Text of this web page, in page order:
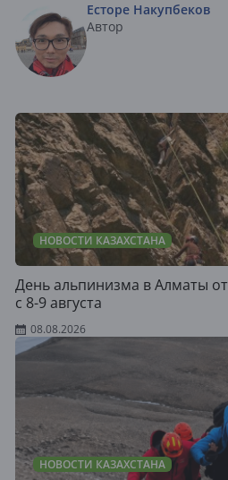
Есторе Накупбеков
Автор
НОВОСТИ КАЗАХСТАНА
День альпинизма в Алматы
с 8-9 августа
08.08.2026
НОВОСТИ КАЗАХСТАНА